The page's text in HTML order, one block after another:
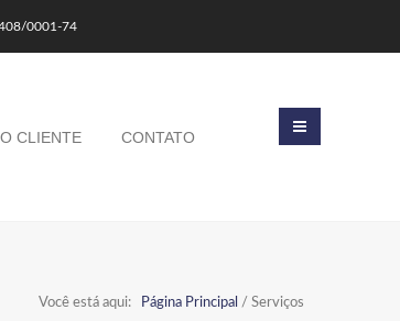
0001-74
CLIENTE CONTATO
Você está aqui: Página Principal / Serviços